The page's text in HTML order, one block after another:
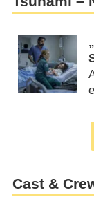
Cast &